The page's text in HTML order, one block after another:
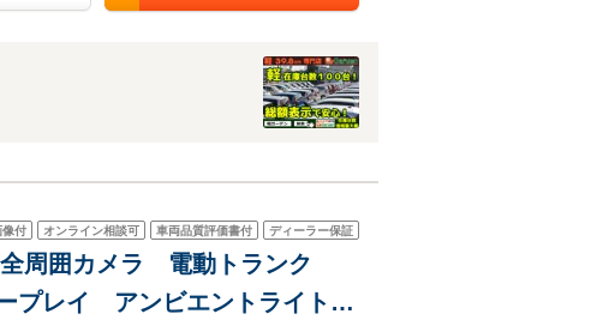
像付 オンライン相談可 車両品質評価書付 ディーラー保証
周囲カメラ 電動トランク
プレイ アンビエントライト